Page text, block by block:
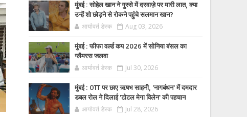
मुंबई : सोहेल खान ने गुस्से में दरवाज़े पर मारी लात, क्या
उन्हें शो छोड़ने से रोकने पहुंचे सलमान खान?
आर्यावर्त डेस्क Aug 03, 2026
मुंबई : फीफा वर्ल्ड कप 2026 में सोनिया बंसल का
ग्लैमरस जलवा
आर्यावर्त डेस्क Jul 30, 2026
मुंबई : OTT पर छाए ऋषभ साहनी, 'नागबंधन' में दमदार
डबल रोल ने दिलाई 'टोटल मेगा विलेन' की पहचान
आर्यावर्त डेस्क Jul 28, 2026